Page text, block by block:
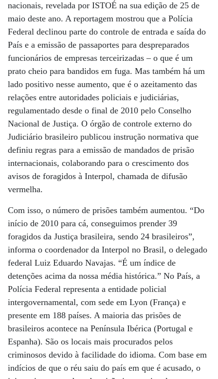
nacionais, revelada por ISTOÉ na sua edição de 25 de
maio deste ano. A reportagem mostrou que a Polícia
Federal declinou parte do controle de entrada e saída do
País e a emissão de passaportes para despreparados
funcionários de empresas terceirizadas – o que é um
prato cheio para bandidos em fuga. Mas também há um
lado positivo nesse aumento, que é o azeitamento das
relações entre autoridades policiais e judiciárias,
regulamentado desde o final de 2010 pelo Conselho
Nacional de Justiça. O órgão de controle externo do
Judiciário brasileiro publicou instrução normativa que
definiu regras para a emissão de mandados de prisão
internacionais, colaborando para o crescimento dos
avisos de foragidos à Interpol, chamada de difusão
vermelha.
Com isso, o número de prisões também aumentou. “Do
início de 2010 para cá, conseguimos prender 39
foragidos da Justiça brasileira, sendo 24 brasileiros”,
informa o coordenador da Interpol no Brasil, o delegado
federal Luiz Eduardo Navajas. “É um índice de
detenções acima da nossa média histórica.” No País, a
Polícia Federal representa a entidade policial
intergovernamental, com sede em Lyon (França) e
presente em 188 países. A maioria das prisões de
brasileiros acontece na Península Ibérica (Portugal e
Espanha). São os locais mais procurados pelos
criminosos devido à facilidade do idioma. Com base em
indícios de que o réu saiu do país em que é acusado, o